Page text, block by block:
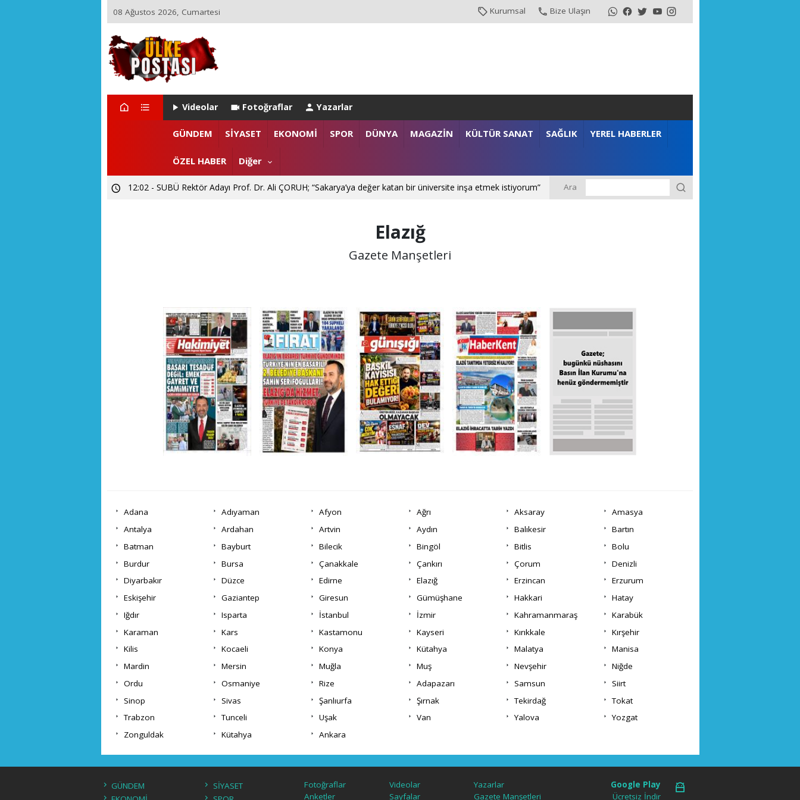
08 Ağustos 2026, Cumartesi Kurumsal Bize Ulaşın
Videolar Fotoğraflar Yazarlar
GÜNDEM SİYASET EKONOMİ SPOR DÜNYA MAGAZİN KÜLTÜR SANAT SAĞLIK YEREL HABERLER
ÖZEL HABER Diğer
22:29 - ZEYNEP ARI TETİK İSTANBUL EMNİYET MÜDÜRLÜĞÜ’NE ATANDI
12:02 - SUBÜ Rektör Adayı Prof. Dr. Ali ÇORUH; “Sakarya’ya değer katan bir üniversite inşa etmek istiyorum” Ara
Elazığ
Gazete Manşetleri
Adana Adıyaman Afyon Ağrı Aksaray
Amasya
Antalya
Ardahan Artvin Aydın Balıkesir
Bartın
Batman
Bayburt Bilecik Bingöl Bitlis
Bolu
Burdur
Bursa Çanakkale Çankırı Çorum
Denizli
Diyarbakır
Düzce Edirne Elazığ Erzincan
Erzurum
Eskişehir
Gaziantep Giresun Gümüşhane Hakkari
Hatay
Iğdır
Isparta İstanbul İzmir Kahramanmaraş
Karabük
Karaman
Kars Kastamonu Kayseri Kırıkkale
Kırşehir
Kilis
Kocaeli Konya Kütahya Malatya
Manisa
Mardin
Mersin Muğla Muş Nevşehir
Niğde
Ordu
Osmaniye Rize Adapazarı Samsun
Siirt
Sinop
Sivas Şanlıurfa Şırnak Tekirdağ
Tokat
Trabzon
Tunceli Uşak Van Yalova
Yozgat
Zonguldak
Kütahya Ankara
GÜNDEM
SİYASET
Fotoğraflar Videolar
Yazarlar
Anketler
Sayfalar Gazete Manşetleri
Google Play
Ücretsiz İndir